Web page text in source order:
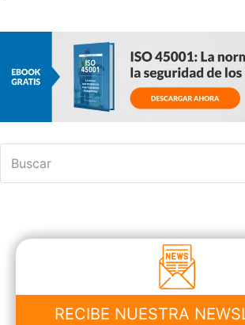
RECIBE NUESTRA